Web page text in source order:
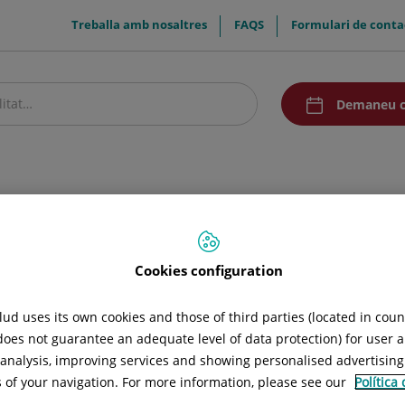
menuTop
Treballa amb nosaltres FAQS Formulari de
menuAcceso
Demaneu
Cookies configuration
uses its own cookies and those of third parties (located in
not guarantee an adequate level of data protection) for user
improving services and showing personalised
of your navigation. For more information, please see our Política